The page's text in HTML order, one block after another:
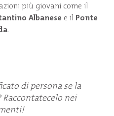
più giovani come il
Albanese e il Ponte
.
di persona se la
Raccontatecelo nei